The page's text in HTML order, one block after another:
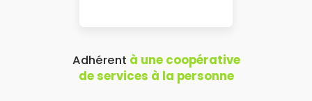
Adhérent à une coopérative
de services à la personne